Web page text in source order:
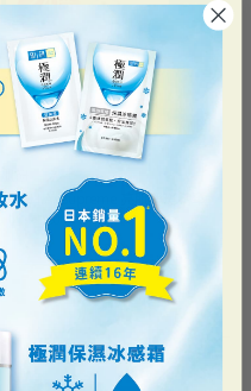
第2件半價
肌研H.A. Supreme 亮肌淨斑精華
HK$219.00
加到購物車